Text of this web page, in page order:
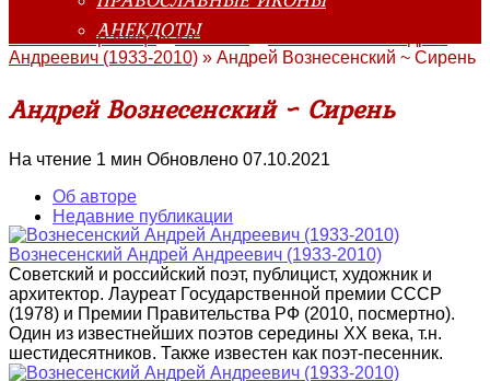
АНЕКДОТЫ
Главная страница»Классика
Андреевич (1933-2010) » Андрей Вознесенский ~ Сирень
Андрей Вознесенский ~ Сирень
На чтение 1 мин Обновлено 07.10.2021
Об авторе
Недавние публикации
Вознесенский Андрей Андреевич (1933-2010)
Советский и российский поэт, публицист, художник и
архитектор. Лауреат Государственной премии СССР
(1978) и Премии Правительства РФ (2010, посмертно).
Один из известнейших поэтов середины XX века, т.н.
шестидесятников. Также известен как поэт-песенник.